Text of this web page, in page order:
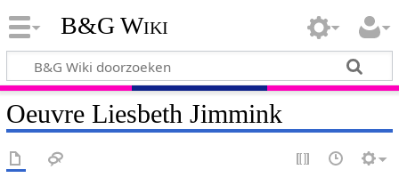
B&G Wiki
Oeuvre Liesbeth Jimmink